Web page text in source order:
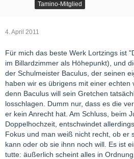
Tamino-Mitglied
4. April 2011
Für mich das beste Werk Lortzings ist
im Billardzimmer als Höhepunkt), und
der Schulmeister Baculus, der seinen
haben wir es übrigens mit einer echten
denn Baculus will sein Gretchen
losschlagen. Dumm nur, dass es die
er kein Anrecht hat. Am Schluss, beim
Doppelhochzeit, entschwindet
Fokus und man weiß nicht recht, ob er
kann oder ob sie ihnn noch will. Es ist
tutte: äußerlich scheint alles in